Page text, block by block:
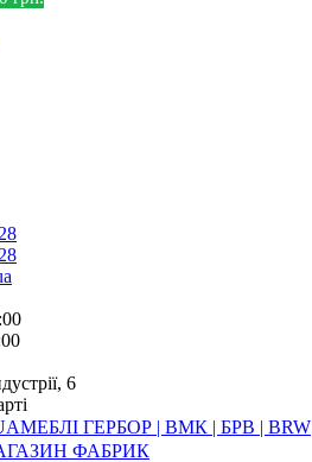
6
МЕБЛI ГЕРБОР | ВМК | БРВ | BRW
ФАБРИК